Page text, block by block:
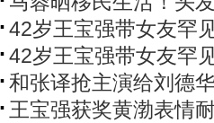
42岁王宝强带女友罕
42岁王宝强带女友罕
和张译抢主演给刘德
王宝强获奖黄渤表情